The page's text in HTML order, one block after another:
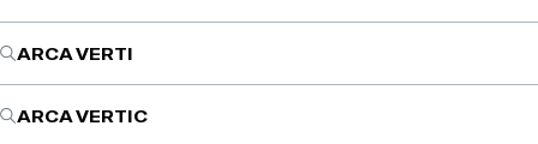
ARCA VERTI
ARCA VERTIC